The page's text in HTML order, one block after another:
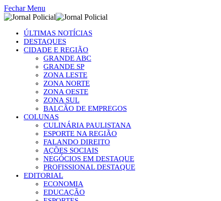
Fechar Menu
ÚLTIMAS NOTÍCIAS
DESTAQUES
CIDADE E REGIÃO
GRANDE ABC
GRANDE SP
ZONA LESTE
ZONA NORTE
ZONA OESTE
ZONA SUL
BALCÃO DE EMPREGOS
COLUNAS
CULINÁRIA PAULISTANA
ESPORTE NA REGIÃO
FALANDO DIREITO
AÇÕES SOCIAIS
NEGÓCIOS EM DESTAQUE
PROFISSIONAL DESTAQUE
EDITORIAL
ECONOMIA
EDUCAÇÃO